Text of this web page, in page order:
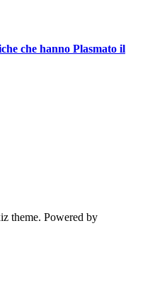
che hanno Plasmato il
theme. Powered by